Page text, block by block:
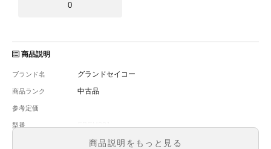
0
商品説明
ブランド名 グランドセイコー
商品ランク 中古品
参考定価
型番
メンズ
商品説明をもっと見る